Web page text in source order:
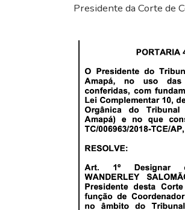
Presidente da Corte de